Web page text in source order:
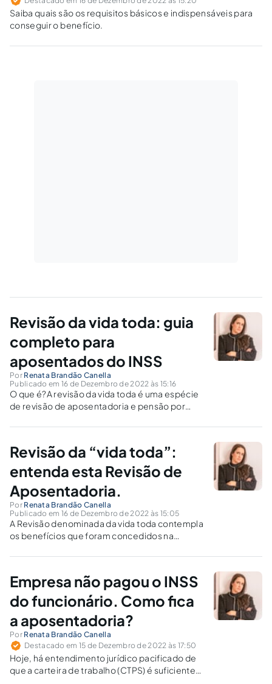
Saiba quais são os requisitos básicos e indispensáveis para
conseguir o benefício.
Revisão da vida toda: guia
completo para
aposentados do INSS
Por Renata Brandão Canella
Publicado em 16 de Dezembro de 2022 às 15:16
O que é?A revisão da vida toda é uma espécie
de revisão de aposentadoria e pensão por
salários de contribuição, inclusive os
benefícios previdenciários concedidos...
Revisão da “vida toda”:
entenda esta Revisão de
Aposentadoria.
Por Renata Brandão Canella
Publicado em 16 de Dezembro de 2022 às 15:05
A Revisão denominada da vida toda contempla
os benefícios que foram concedidos na
de novembro de 1999. Lei esta que, alterando
de cálculo do...
Empresa não pagou o INSS
do funcionário. Como fica
a aposentadoria?
Por Renata Brandão Canella
Destacado em 15 de Dezembro de 2022 às 17:50
Hoje, há entendimento jurídico pacificado de
que a carteira de trabalho (CTPS) é suficiente